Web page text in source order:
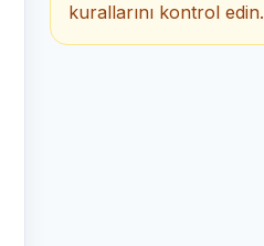
kurallarını kontrol edin.